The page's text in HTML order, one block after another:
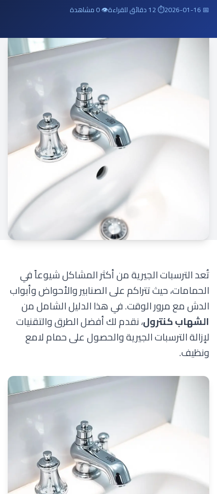
📅 2026-01-16 ⏱ 12 دقائق للقراءة 👁 0 مشاهدة
تُعد الترسبات الجيرية من أكثر المشاكل شيوعاً في
الحمامات، حيث تتراكم على الصنابير والأحواض وأبواب
الدش مع مرور الوقت. في هذا الدليل الشامل من
الشهاب كنترول، نقدم لك أفضل الطرق والتقنيات
لإزالة الترسبات الجيرية والحصول على حمام لامع
ونظيف.